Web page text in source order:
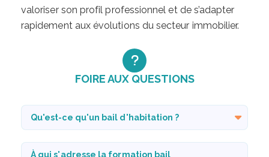
valoriser son profil professionnel et de s’adapter
rapidement aux évolutions du secteur immobilier.
FOIRE AUX QUESTIONS
Qu'est-ce qu'un bail d'habitation ?
À qui s'adresse la formation bail